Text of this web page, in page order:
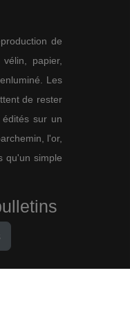
de
papier,
Les
de rester
sur un
l'or,
qu'un simple